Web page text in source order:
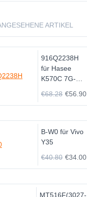
ARTIKEL
916Q2238H
für Hasee
K570C 7G-
€68.28 €56.90
B-W0 für Vivo
Y35
€40.80 €34.00
MT516F(3027-